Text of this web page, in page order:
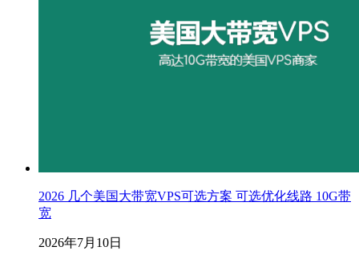
2026 几个美国大带宽VPS可选方案 可选优化线路 10G带
宽
2026年7月10日